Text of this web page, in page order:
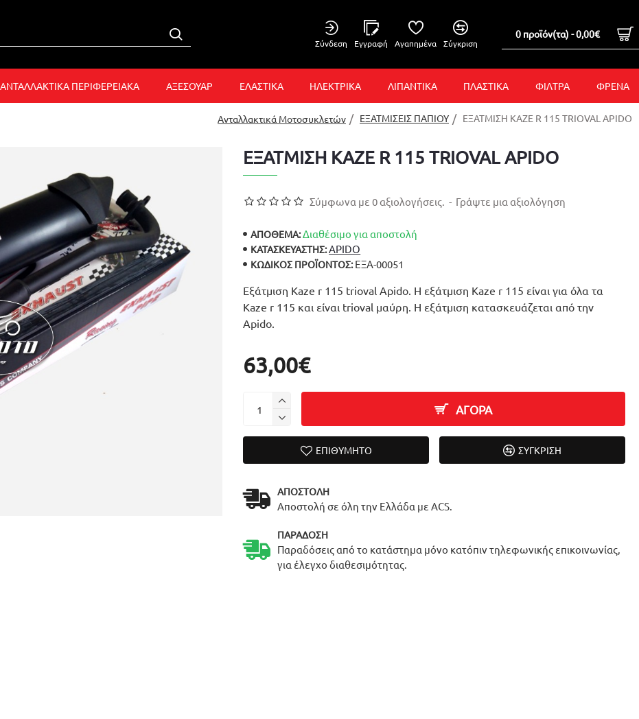
Σύνδεση Εγγραφή Αγαπημένα Σύγκριση
0 προϊόν(τα) - 0,00€
ΑΝΤΑΛΛΑΚΤΙΚΑ ΠΕΡΙΦΕΡΕΙΑΚΑ ΑΞΕΣΟΥΑΡ ΕΛΑΣΤΙΚΑ ΗΛΕΚΤΡΙΚΑ ΛΙΠΑΝΤΙΚΑ ΠΛΑΣΤΙΚΑ ΦΙΛΤΡΑ ΦΡΕΝΑ
Ανταλλακτικά Μοτοσυκλετών ΕΞΑΤΜΙΣΕΙΣ ΠΑΠΙΟΥ ΕΞΑΤΜΙΣΗ KAZE R 115 TRIOVAL APIDO
ΕΞΑΤΜΙΣΗ KAZE R 115 TRIOVAL APIDO
Εξάτμιση Kaze r 115 trioval Apido. Η εξάτμιση Kaze r 115 είναι για όλα τα
Kaze r 115 και είναι trioval μαύρη. Η εξάτμιση κατασκευάζεται από την
Apido.
ΑΠΟΘΕΜΑ:Διαθέσιμο για αποστολή
ΚΑΤΑΣΚΕΥΑΣΤΉΣ:APIDO
ΚΩΔΙΚΌΣ ΠΡΟΪΌΝΤΟΣ: ΕΞΑ-00051
Σύμφωνα με 0 αξιολογήσεις. - Γράψτε μια αξιολόγηση
63,00€
ΑΓΟΡΑ
ΕΠΙΘΥΜΗΤΌ ΣΎΓΚΡΙΣΗ
ΑΠΟΣΤΟΛΉ
Αποστολή σε όλη την Ελλάδα με ACS.
ΠΑΡΆΔΟΣΗ
Παραδόσεις από το κατάστημα μόνο κατόπιν τηλεφωνικής επικοινωνίας,
για έλεγχο διαθεσιμότητας.